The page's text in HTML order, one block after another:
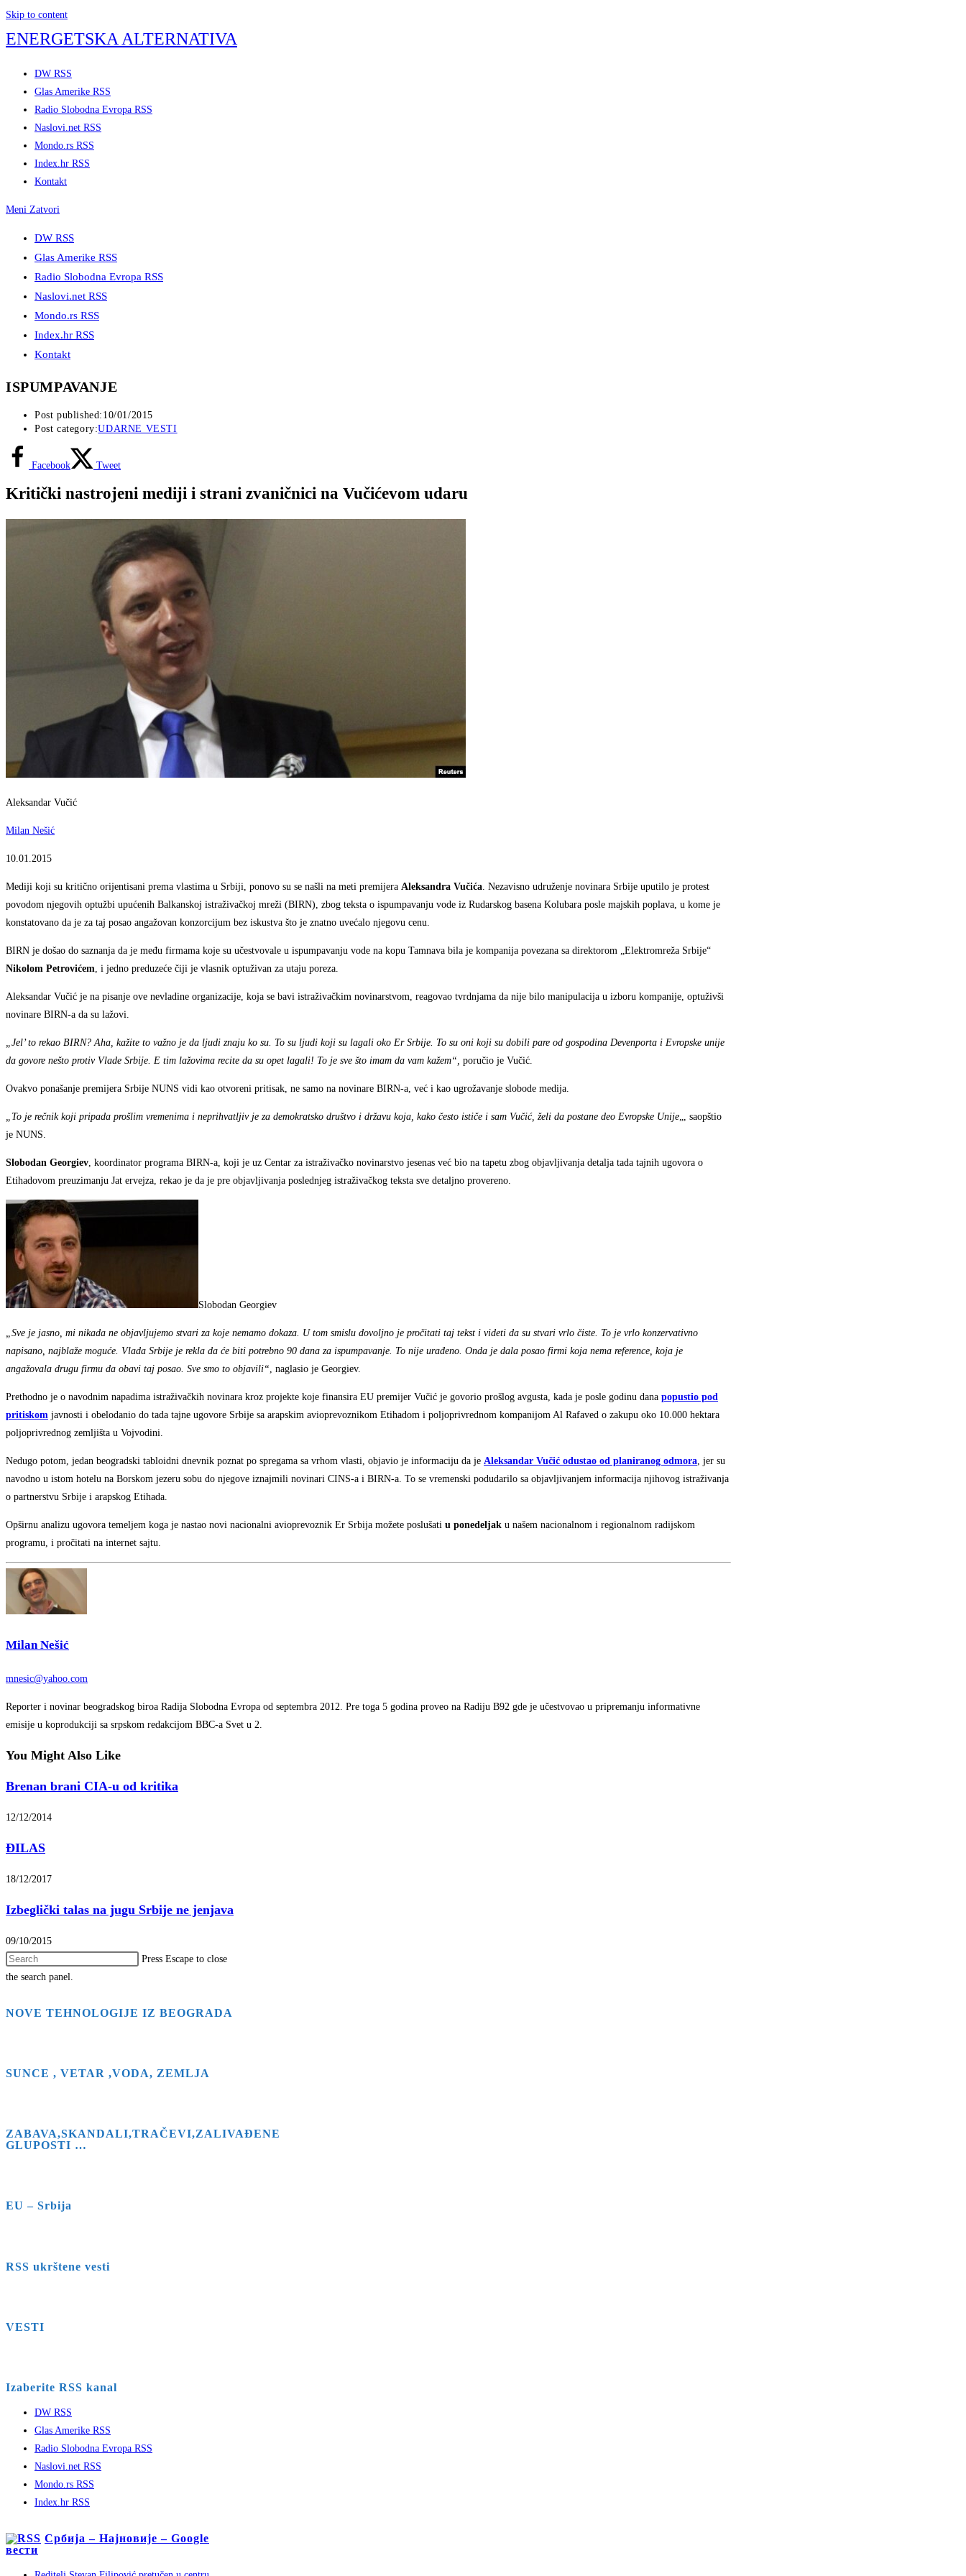
Skip to content
ENERGETSKA ALTERNATIVA
DW RSS
Glas Amerike RSS
Radio Slobodna Evropa RSS
Naslovi.net RSS
Mondo.rs RSS
Index.hr RSS
Kontakt
Meni Zatvori
DW RSS
Glas Amerike RSS
Radio Slobodna Evropa RSS
Naslovi.net RSS
Mondo.rs RSS
Index.hr RSS
Kontakt
ISPUMPAVANJE
Post published: 10/01/2015
Post category:UDARNE VESTI
Facebook Tweet
Kritički nastrojeni mediji i strani zvaničnici na Vučićevom udaru
Aleksandar Vučić
Milan Nešić
10.01.2015
Mediji koji su kritično orijentisani prema vlastima u Srbiji, ponovo su se našli na meti premijera Aleksandra Vučića. Nezavisno udruženje novinara Srbije uputilo je protest
povodom njegovih optužbi upućenih Balkanskoj istraživačkoj mreži (BIRN), zbog teksta o ispumpavanju vode iz Rudarskog basena Kolubara posle majskih poplava, u kome je
konstatovano da je za taj posao angažovan konzorcijum bez iskustva što je znatno uvećalo njegovu cenu.
BIRN je došao do saznanja da je među firmama koje su učestvovale u ispumpavanju vode na kopu Tamnava bila je kompanija povezana sa direktorom „Elektromreža Srbije“
Nikolom Petrovićem, i jedno preduzeće čiji je vlasnik optuživan za utaju poreza.
Aleksandar Vučić je na pisanje ove nevladine organizacije, koja se bavi istraživačkim novinarstvom, reagovao tvrdnjama da nije bilo manipulacija u izboru kompanije, optuživši
novinare BIRN-a da su lažovi.
„Jel’ to rekao BIRN? Aha, kažite to važno je da ljudi znaju ko su. To su ljudi koji su lagali oko Er Srbije. To su oni koji su dobili pare od gospodina Devenporta i Evropske unije
da govore nešto protiv Vlade Srbije. E tim lažovima recite da su opet lagali! To je sve što imam da vam kažem“, poručio je Vučić.
Ovakvo ponašanje premijera Srbije NUNS vidi kao otvoreni pritisak, ne samo na novinare BIRN-a, već i kao ugrožavanje slobode medija.
„To je rečnik koji pripada prošlim vremenima i neprihvatljiv je za demokratsko društvo i državu koja, kako često ističe i sam Vučić, želi da postane deo Evropske Unije„, saopštio
je NUNS.
Slobodan Georgiev, koordinator programa BIRN-a, koji je uz Centar za istraživačko novinarstvo jesenas već bio na tapetu zbog objavljivanja detalja tada tajnih ugovora o
Etihadovom preuzimanju Jat ervejza, rekao je da je pre objavljivanja poslednjeg istraživačkog teksta sve detaljno provereno.
Slobodan Georgiev
„Sve je jasno, mi nikada ne objavljujemo stvari za koje nemamo dokaza. U tom smislu dovoljno je pročitati taj tekst i videti da su stvari vrlo čiste. To je vrlo konzervativno
napisano, najblaže moguće. Vlada Srbije je rekla da će biti potrebno 90 dana za ispumpavanje. To nije urađeno. Onda je dala posao firmi koja nema reference, koja je
angažovala drugu firmu da obavi taj posao. Sve smo to objavili“, naglasio je Georgiev.
Prethodno je o navodnim napadima istraživačkih novinara kroz projekte koje finansira EU premijer Vučić je govorio prošlog avgusta, kada je posle godinu dana popustio pod
pritiskom javnosti i obelodanio do tada tajne ugovore Srbije sa arapskim avioprevoznikom Etihadom i poljoprivrednom kompanijom Al Rafaved o zakupu oko 10.000 hektara
poljoprivrednog zemljišta u Vojvodini.
Nedugo potom, jedan beogradski tabloidni dnevnik poznat po spregama sa vrhom vlasti, objavio je informaciju da je Aleksandar Vučić odustao od planiranog odmora, jer su
navodno u istom hotelu na Borskom jezeru sobu do njegove iznajmili novinari CINS-a i BIRN-a. To se vremenski podudarilo sa objavljivanjem informacija njihovog istraživanja
o partnerstvu Srbije i arapskog Etihada.
Opširnu analizu ugovora temeljem koga je nastao novi nacionalni avioprevoznik Er Srbija možete poslušati u ponedeljak u našem nacionalnom i regionalnom radijskom
programu, i pročitati na internet sajtu.
Milan Nešić
mnesic@yahoo.com
Reporter i novinar beogradskog biroa Radija Slobodna Evropa od septembra 2012. Pre toga 5 godina proveo na Radiju B92 gde je učestvovao u pripremanju informativne
emisije u koprodukciji sa srpskom redakcijom BBC-a Svet u 2.
You Might Also Like
Brenan brani CIA-u od kritika
12/12/2014
ĐILAS
18/12/2017
Izbeglički talas na jugu Srbije ne jenjava
09/10/2015
Press Escape to close
the search panel.
NOVE TEHNOLOGIJE IZ BEOGRADA
SUNCE , VETAR ,VODA, ZEMLJA
ZABAVA,SKANDALI,TRAČEVI,ZALIVAĐENE
GLUPOSTI …
EU – Srbija
RSS ukrštene vesti
VESTI
Izaberite RSS kanal
DW RSS
Glas Amerike RSS
Radio Slobodna Evropa RSS
Naslovi.net RSS
Mondo.rs RSS
Index.hr RSS
Србија – Најновије – Google
вести